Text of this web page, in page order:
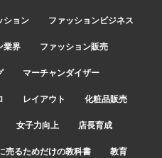
ション ファッションビジネス
業界 ファッション販売
マーチャンダイザー
レイアウト 化粧品販売
女子力向上 店長育成
売るためだけの教科書 教育